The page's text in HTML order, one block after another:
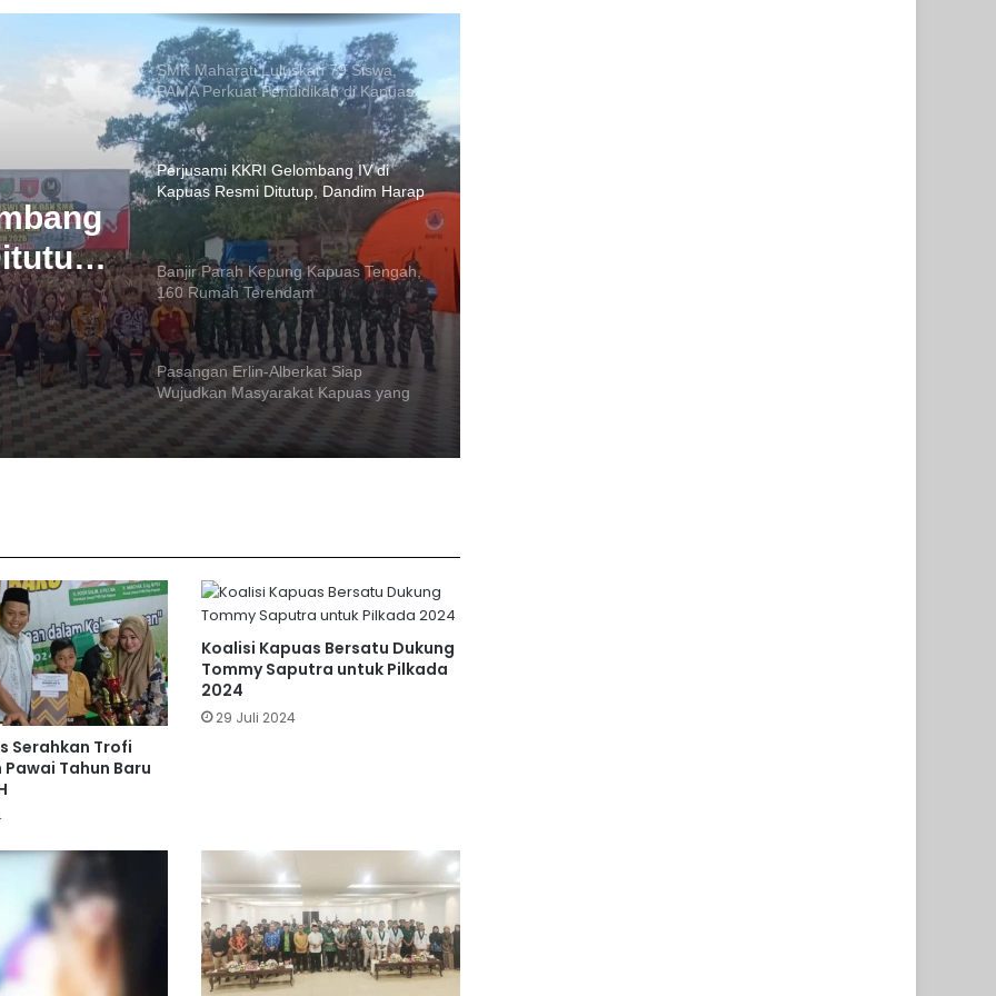
SMK Maharati Luluskan 79 Siswa,
PAMA Perkuat Pendidikan di Kapuas
Perjusami KKRI Gelombang IV di
Kapuas Resmi Ditutup, Dandim Harap
Lahir Generasi Emas 2045
Banjir Parah Kepung Kapuas Tengah,
160 Rumah Terendam
Pasangan Erlin-Alberkat Siap
Wujudkan Masyarakat Kapuas yang
Sejahtera
Kepedulian Sosial, Erlin Hardi Bantu
Sejumlah Pasien di RSUD Kapuas
Kapuas
Menuju Kemenangan: Dealdo-Ismeth
Komitmen Bersinergi dengan Willy-
Habib
Paslon PANTAS Optimis Willy-Habib
Siswa, Guru, dan Orang Tua
PBB Umumkan Dukungan untuk Erlin
Hardi dan Alberkat di Pilkada Kapuas
Serahkan Trofi
Tahun Baru
Koalisi Kapuas Bersatu Dukung
Tommy Saputra untuk Pilkada
2024
29 Juli 2024